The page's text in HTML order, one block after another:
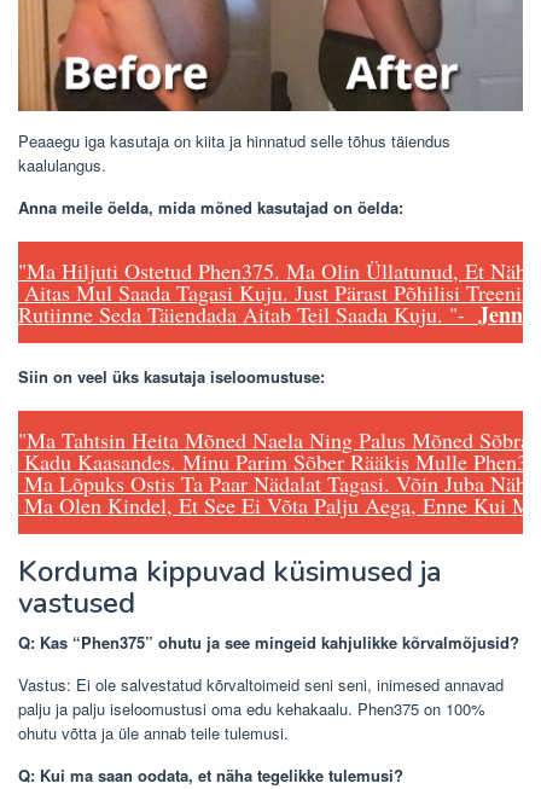
Peaaegu iga kasutaja on kiita ja hinnatud selle tõhus täiendus
kaalulangus.
Anna meile öelda, mida mõned kasutajad on öelda:
"Ma Hiljuti Ostetud Phen375. Ma Olin Üllatunud, Et
Aitas Mul Saada Tagasi Kuju. Just Pärast Põhilisi
Rutiinne Seda Täiendada Aitab Teil Saada Kuju. "- Jenna
Siin on veel üks kasutaja iseloomustuse:
"Ma Tahtsin Heita Mõned Naela Ning Palus Mõned
Kadu Kaasandes. Minu Parim Sõber Rääkis Mulle
Ma Lõpuks Ostis Ta Paar Nädalat Tagasi. Võin Juba
Ma Olen Kindel, Et See Ei Võta Palju Aega, Enne Kui
Korduma kippuvad küsimused ja
vastused
Q: Kas “Phen375” ohutu ja see mingeid kahjulikke kõrvalmõjusid?
Vastus: Ei ole salvestatud kõrvaltoimeid seni seni, inimesed annavad
palju ja palju iseloomustusi oma edu kehakaalu. Phen375 on 100%
ohutu võtta ja üle annab teile tulemusi.
Q: Kui ma saan oodata, et näha tegelikke tulemusi?